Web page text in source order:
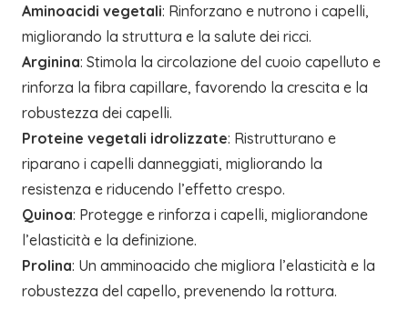
Aminoacidi vegetali: Rinforzano e nutrono i capelli,
migliorando la struttura e la salute dei ricci.
Arginina: Stimola la circolazione del cuoio capelluto e
rinforza la fibra capillare, favorendo la crescita e la
robustezza dei capelli.
Proteine vegetali idrolizzate: Ristrutturano e
riparano i capelli danneggiati, migliorando la
resistenza e riducendo l’effetto crespo.
Quinoa: Protegge e rinforza i capelli, migliorandone
l’elasticità e la definizione.
Prolina: Un amminoacido che migliora l’elasticità e la
robustezza del capello, prevenendo la rottura.